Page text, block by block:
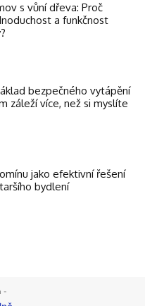
s vůní dřeva: Proč
a funkčnost
bezpečného vytápění
záleží více, než si myslíte
jako efektivní řešení
bydlení
-